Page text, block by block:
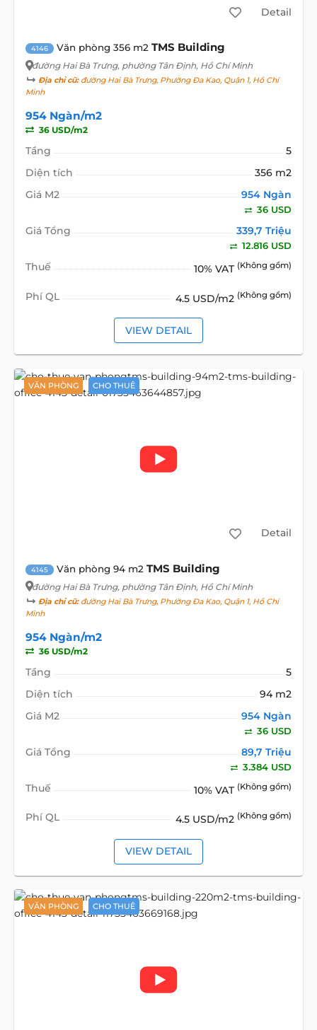
Detail
4146 Văn phòng 356 m2 TMS Building
đường Hai Bà Trưng, phường Tân Định, Hồ Chí Minh
Địa chỉ cũ:đường Hai Bà Trưng, Phường Đa Kao, Quận 1, Hồ Chí
Minh
954 Ngàn/m2
36 USD/m2
Tầng
5
Diện tích
356 m2
Giá M2
954 Ngàn
36 USD
Giá Tổng 339,7 Triệu
12.816 USD
Thuế 10% VAT (Không gồm)
Phí QL 4.5 USD/m2 (Không gồm)
VIEW DETAIL
VĂN PHÒNG CHO THUÊ
Detail
4145 Văn phòng 94 m2 TMS Building
đường Hai Bà Trưng, phường Tân Định, Hồ Chí Minh
Địa chỉ cũ:đường Hai Bà Trưng, Phường Đa Kao, Quận 1, Hồ Chí
Minh
954 Ngàn/m2
36 USD/m2
Tầng
5
Diện tích
94 m2
Giá M2
954 Ngàn
36 USD
Giá Tổng 89,7 Triệu
3.384 USD
Thuế 10% VAT (Không gồm)
Phí QL 4.5 USD/m2 (Không gồm)
VIEW DETAIL
VĂN PHÒNG CHO THUÊ